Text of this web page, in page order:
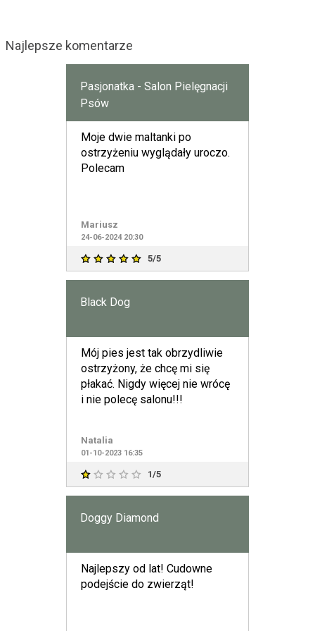
Najlepsze komentarze
Pasjonatka - Salon Pielęgnacji
Psów
Moje dwie maltanki po
ostrzyżeniu wyglądały uroczo.
Polecam
Mariusz
24-06-2024 20:30
5/5
Black Dog
Mój pies jest tak obrzydliwie
ostrzyżony, że chcę mi się
płakać. Nigdy więcej nie wrócę
i nie polecę salonu!!!
Natalia
01-10-2023 16:35
1/5
Doggy Diamond
Najlepszy od lat! Cudowne
podejście do zwierząt!